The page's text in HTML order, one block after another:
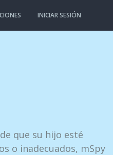
INICIAR SESIÓN
que su hijo esté
o inadecuados, mSpy